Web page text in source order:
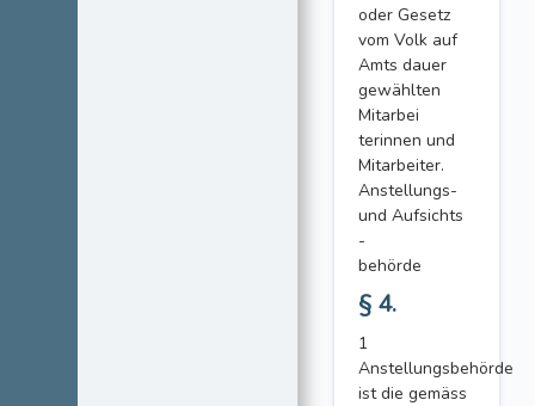
oder Gesetz
vom Volk auf
Amts dauer
gewählten
Mitarbei
terinnen und
Mitarbeiter.
Anstellungs-
und Aufsichts
-
behörde
§ 4.
1
Anstellungsbehörde
ist die gemäss